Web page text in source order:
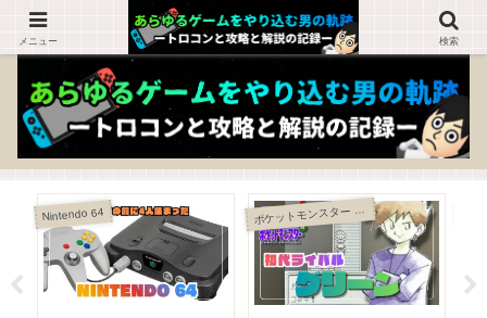
ゲームを知らない人でも楽しめるブログ！
Nintendo 64 ポ
ケットモンスター 赤・緑
メニュー 検索